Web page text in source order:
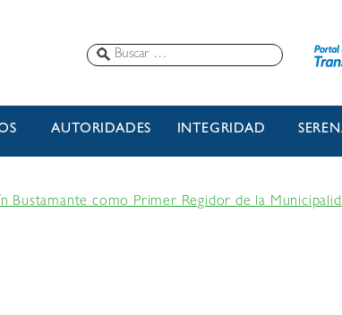
AUTORIDADES INTEGRIDAD
Bustamante como Primer Regidor de la